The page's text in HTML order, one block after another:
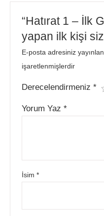
“Hatırat 1 – İlk
yapan ilk kişi
E-posta adresiniz
işaretlenmişlerdir
Derecelendirmeniz*
Yorum Yaz*
İsim*